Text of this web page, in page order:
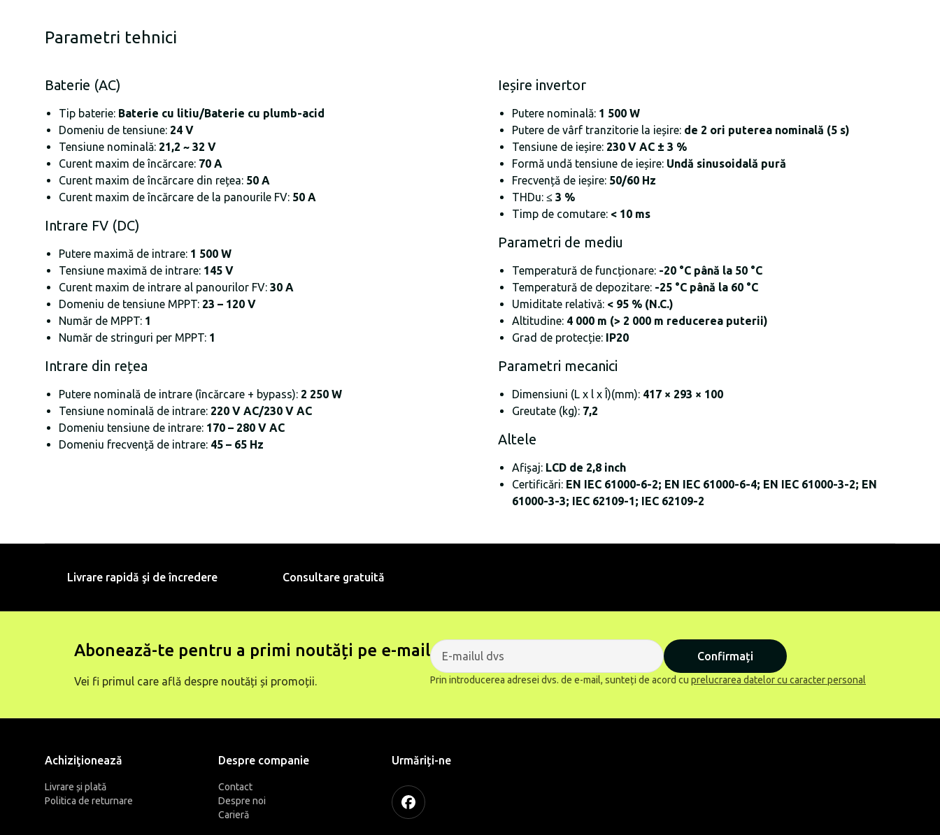
Parametri tehnici
Baterie (AC)
Tip baterie: Baterie cu litiu/Baterie cu plumb-acid
Domeniu de tensiune: 24 V
Tensiune nominală: 21,2 ~ 32 V
Curent maxim de încărcare: 70 A
Curent maxim de încărcare din rețea: 50 A
Curent maxim de încărcare de la panourile FV: 50 A
Intrare FV (DC)
Putere maximă de intrare: 1 500 W
Tensiune maximă de intrare: 145 V
Curent maxim de intrare al panourilor FV: 30 A
Domeniu de tensiune MPPT: 23 – 120 V
Număr de MPPT: 1
Număr de stringuri per MPPT: 1
Intrare din rețea
Putere nominală de intrare (încărcare + bypass): 2 250 W
Tensiune nominală de intrare: 220 V AC/230 V AC
Domeniu tensiune de intrare: 170 – 280 V AC
Domeniu frecvență de intrare: 45 – 65 Hz
Ieșire invertor
Putere nominală: 1 500 W
Putere de vârf tranzitorie la ieșire: de 2 ori puterea nominală (5 s)
Tensiune de ieșire: 230 V AC ± 3 %
Formă undă tensiune de ieșire: Undă sinusoidală pură
Frecvență de ieșire: 50/60 Hz
THDu: ≤ 3 %
Timp de comutare: < 10 ms
Parametri de mediu
Temperatură de funcționare: -20 °C până la 50 °C
Temperatură de depozitare: -25 °C până la 60 °C
Umiditate relativă: < 95 % (N.C.)
Altitudine: 4 000 m (> 2 000 m reducerea puterii)
Grad de protecție: IP20
Parametri mecanici
Dimensiuni (L x l x Î)(mm): 417 × 293 × 100
Greutate (kg): 7,2
Altele
Afișaj: LCD de 2,8 inch
Certificări: EN IEC 61000-6-2; EN IEC 61000-6-4; EN IEC 61000-3-2; EN
61000-3-3; IEC 62109-1; IEC 62109-2
Livrare rapidă şi de încredere Consultare gratuită
Abonează-te pentru a primi noutăți pe e-mail
Vei fi primul care află despre noutăți și promoții.
Confirmați
Prin introducerea adresei dvs. de e-mail, sunteți de acord cu prelucrarea datelor cu caracter personal
Achiziţionează
Livrare și plată
Politica de returnare
Despre companie
Contact
Despre noi
Carieră
Urmăriți-ne